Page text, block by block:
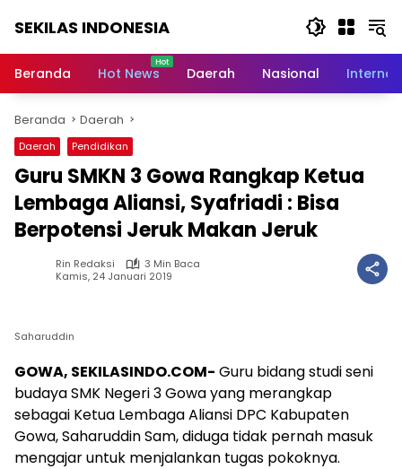
SEKILAS INDONESIA
Terkini,
Latest
World,
Headlines,
News
Today
Beranda Hot News Daerah Nasional
Beranda Daerah
Daerah Pendidikan
Guru SMKN 3 Gowa Rangkap Ketua
Lembaga Aliansi, Syafriadi : Bisa
Berpotensi Jeruk Makan Jeruk
Rin Redaksi
3 Min Baca
Kamis, 24 Januari 2019
Saharuddin
GOWA, SEKILASINDO.COM- Guru bidang studi seni
budaya SMK Negeri 3 Gowa yang merangkap
sebagai Ketua Lembaga Aliansi DPC Kabupaten
Gowa, Saharuddin Sam, diduga tidak pernah masuk
mengajar untuk menjalankan tugas pokoknya.